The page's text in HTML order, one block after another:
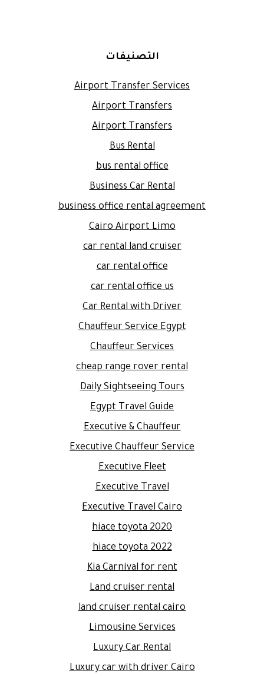
التصنيفات
Airport Transfer Services
Airport Transfers
Airport Transfers
Bus Rental
bus rental office
Business Car Rental
business office rental agreement
Cairo Airport Limo
car rental land cruiser
car rental office
car rental office us
Car Rental with Driver
Chauffeur Service Egypt
Chauffeur Services
cheap range rover rental
Daily Sightseeing Tours
Egypt Travel Guide
Executive & Chauffeur
Executive Chauffeur Service
Executive Fleet
Executive Travel
Executive Travel Cairo
hiace toyota 2020
hiace toyota 2022
Kia Carnival for rent
Land cruiser rental
land cruiser rental cairo
Limousine Services
Luxury Car Rental
Luxury car with driver Cairo